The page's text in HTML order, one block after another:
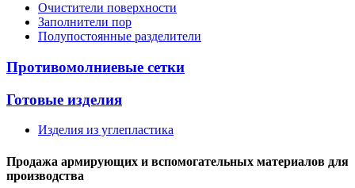
Очистители поверхности
Заполнители пор
Полупостоянные разделители
Противомолниевые сетки
Готовые изделия
Изделия из углепластика
Продажа армирующих и вспомогательных материалов для
производства